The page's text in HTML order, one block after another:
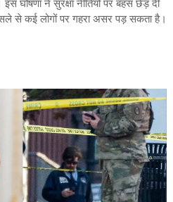
घोषणा ने सुरक्षा नीतियों पर बहस छेड़ दी
से कई लोगों पर गहरा असर पड़ सकता है।